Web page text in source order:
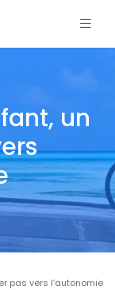
un
pas vers l’autonomie